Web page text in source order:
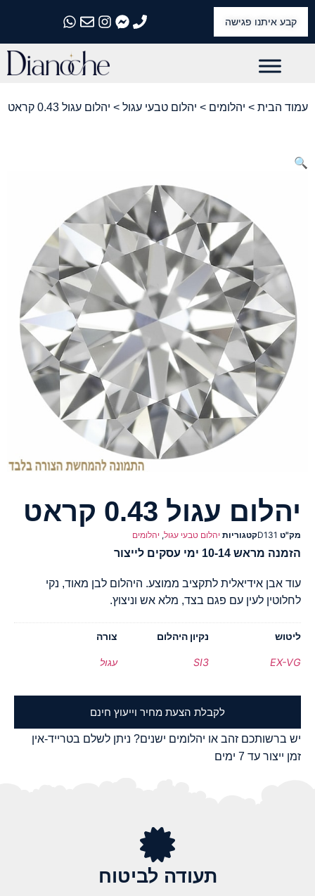
קבע איתנו פגישה
התקשרו אלינו
התקשרו אלינו
התקשרו אלינו
התקשרו אלינו
התקשרו אלינו
עמוד הבית > יהלומים > יהלום טבעי עגול > יהלום עגול 0.43 קראט
🔍
יהלום עגול 0.43 קראט
מק"ט D131קטגוריות יהלום טבעי עגול, יהלומים
הזמנה מראש 10-14 ימי עסקים לייצור
עוד אבן אידיאלית לתקציב ממוצע. היהלום לבן מאוד, נקי
לחלוטין לעין עם פגם בצד, מלא אש וניצוץ.
ליטוש
EX-VG
נקיון היהלום
SI3
צורה
עגול
לקבלת הצעת מחיר וייעוץ חינם
יש ברשותכם זהב או יהלומים ישנים? ניתן לשלם בטרייד-אין
זמן ייצור עד 7 ימים
תעודה לביטוח